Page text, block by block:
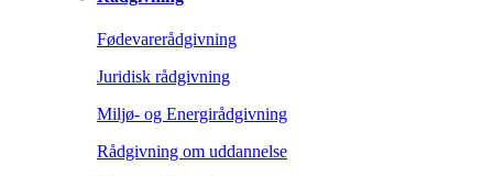
Fødevarerådgivning
Juridisk rådgivning
Miljø- og Energirådgivning
Rådgivning om uddannelse